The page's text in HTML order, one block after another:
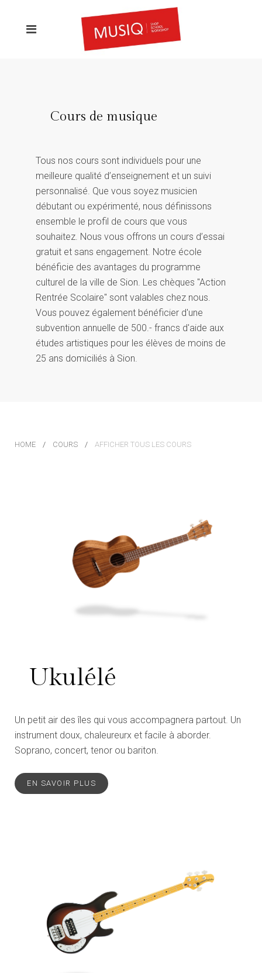
Cours de musique
Tous nos cours sont individuels pour une
meilleure qualité d’enseignement et un suivi
personnalisé. Que vous soyez musicien
débutant ou expérimenté, nous définissons
ensemble le profil de cours que vous
souhaitez. Nous vous offrons un cours d’essai
gratuit et sans engagement. Notre école
bénéficie des avantages du programme
culturel de la ville de Sion. Les chèques ''Action
Rentrée Scolaire'' sont valables chez nous.
Vous pouvez également bénéficier d'une
subvention annuelle de 500.- francs d'aide aux
études artistiques pour les élèves de moins de
25 ans domiciliés à Sion.
HOME COURS AFFICHER TOUS LES COURS
Ukulélé
Un petit air des îles qui vous accompagnera partout. Un
instrument doux, chaleureurx et facile à aborder.
Soprano, concert, tenor ou bariton.
EN SAVOIR PLUS